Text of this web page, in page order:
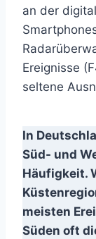
an der
Ereignisse
seltene
In
Süd- und
Häufigkeit.
meisten
Süden oft